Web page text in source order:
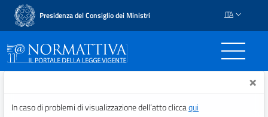
Presidenza del Consiglio dei Ministri ITA
Normattiva - Il portale ×
In caso di problemi di visualizzazione dell’atto cliccaqui